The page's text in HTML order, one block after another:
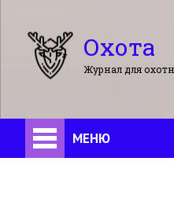
Охота
Журнал для
МЕНЮ